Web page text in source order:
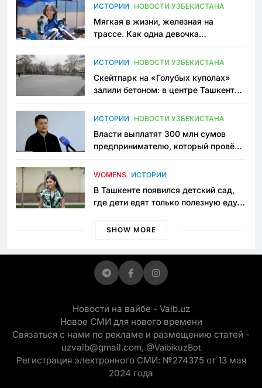
ИСТОРИИ НОВОСТИ УЗБЕКИСТАНА
Мягкая в жизни, железная на
трассе. Как одна девочка
Узбекистане
ИСТОРИИ НОВОСТИ УЗБЕКИСТАНА
Скейтпарк на «Голубых куполах»
залили бетоном: в центре Ташкента
пространство
ИСТОРИИ НОВОСТИ УЗБЕКИСТАНА
Власти выплатят 300 млн сумов
предпринимателю, который провёл
приговору
WOMENS ИСТОРИИ
В Ташкенте появился детский сад,
где дети едят только полезную еду.
просить «кашу без сахара»
SHOW MORE
Новости на вайбе - Vaib.uz
Новое СМИ для нового времени
Связаться с нами по рекламе и размещению статей -
uzvaib@gmail.com, @VaibikuzBot
Регистрация электронного СМИ: №274375 от 13 мая
2024 года